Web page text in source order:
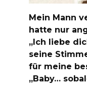
Mein Mann
hatte nur
„Ich liebe
seine
für meine
„Baby…